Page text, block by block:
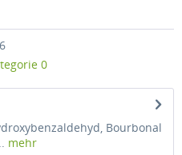
0
Bourbonal
mehr